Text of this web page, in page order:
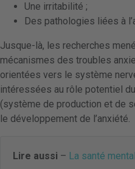
Une irritabilité ;
Des pathologies liées à
Jusque-là, les recherches
mécanismes des troubles
orientées vers le système
intéressées au rôle potentiel du
(système de production et de
le développement de l’anxiété.
Lire aussi – La santé